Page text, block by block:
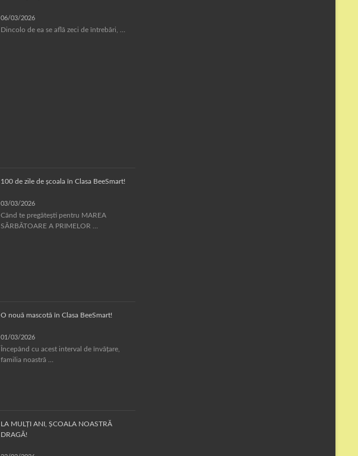
06/03/2026
Dincolo de ea se află zeci de întrebări, …
100 de zile de școala în Clasa BeeSmart!
03/03/2026
Când te pregătești pentru MAREA
SĂRBĂTOARE A PRIMELOR …
O nouă mascotă în Clasa BeeSmart!
01/03/2026
Începând cu acest interval de învățare,
familia noastră …
LA MULȚI ANI, ȘCOALA NOASTRĂ
DRAGĂ!